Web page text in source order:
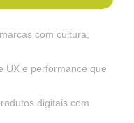
com cultura,
UX e performance que
digitais com